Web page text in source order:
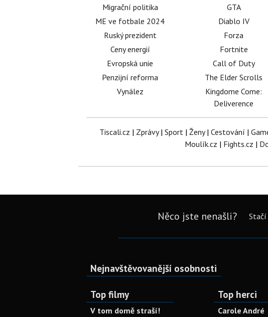
Migrační politika
ME ve fotbale 2024
Ruský prezident
Ceny energií
Evropská unie
Penzijní reforma
Vynález
GTA
Diablo IV
Forza
Fortnite
Call of Duty
The Elder Scrolls
Kingdome Come:
Deliverence
Tiscali.cz | Zprávy| Sport| Ženy| Cestování |
Moulík.cz | Fights.cz |
Něco jste nenašli? Stačí
Nejnavštěvovanější osobnosti
Top filmy
V tom domě straší!
Top herci
Carole André